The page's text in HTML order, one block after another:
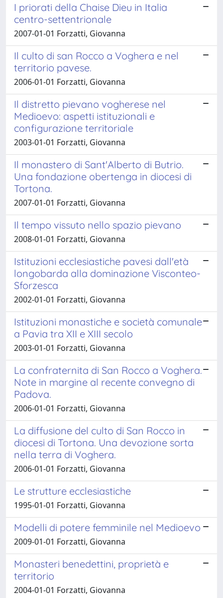
I priorati della Chaise Dieu in Italia
centro-settentrionale
2007-01-01 Forzatti, Giovanna
Il culto di san Rocco a Voghera e nel
territorio pavese.
2006-01-01 Forzatti, Giovanna
Il distretto pievano vogherese nel
Medioevo: aspetti istituzionali e
configurazione territoriale
2003-01-01 Forzatti, Giovanna
Il monastero di Sant'Alberto di Butrio.
Una fondazione obertenga in diocesi di
Tortona.
2007-01-01 Forzatti, Giovanna
Il tempo vissuto nello spazio pievano
2008-01-01 Forzatti, Giovanna
Istituzioni ecclesiastiche pavesi dall'età
longobarda alla dominazione Visconteo-
Sforzesca
2002-01-01 Forzatti, Giovanna
Istituzioni monastiche e società comunale
a Pavia tra XII e XIII secolo
2003-01-01 Forzatti, Giovanna
La confraternita di San Rocco a Voghera.
Note in margine al recente convegno di
Padova.
2006-01-01 Forzatti, Giovanna
La diffusione del culto di San Rocco in
diocesi di Tortona. Una devozione sorta
nella terra di Voghera.
2006-01-01 Forzatti, Giovanna
Le strutture ecclesiastiche
1995-01-01 Forzatti, Giovanna
Modelli di potere femminile nel Medioevo
2009-01-01 Forzatti, Giovanna
Monasteri benedettini, proprietà e
territorio
2004-01-01 Forzatti, Giovanna